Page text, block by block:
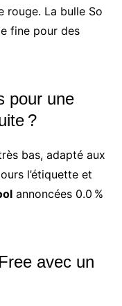
rouge. La bulle So
fine pour des
pour une
?
bas, adapté aux
l’étiquette et
annoncées 0.0 %
avec un